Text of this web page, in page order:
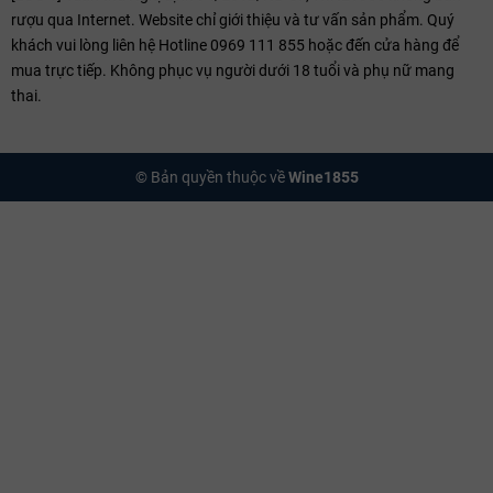
Ngoại quan (Appearance)
Rượu khoác lên mình màu đỏ ruby sẫm pha sắc tím đậm đặc (Deep
Garnet-Purple). Độ trong suốt tinh khiết cùng độ nhớt cao tạo nên
những chân rượu chảy chậm đều đặn, minh chứng cho một cấu trúc
Mùi hương (Aroma & Bouquet)
Tầng 1 (Primary):Bùng nổ hương thơm nồng nàn của mận chín,
rượu qua Internet. Website chỉ giới thiệu và tư vấn sản phẩm. Quý
khách vui lòng liên hệ Hotline 0969 111 855 hoặc đến cửa hàng để
mua trực tiếp. Không phục vụ người dưới 18 tuổi và phụ nữ mang
thai.
© Bản quyền thuộc vềWine1855